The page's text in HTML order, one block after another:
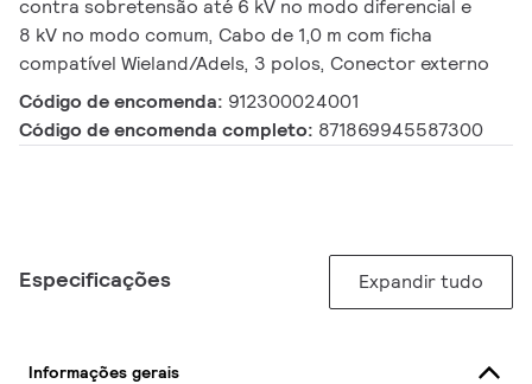
contra sobretensão até 6 kV no modo diferencial e
8 kV no modo comum, Cabo de 1,0 m com ficha
compatível Wieland/Adels, 3 polos, Conector externo
Código de encomenda: 912300024001
Código de encomenda completo: 871869945587300
Especificações Expandir tudo
Informações gerais